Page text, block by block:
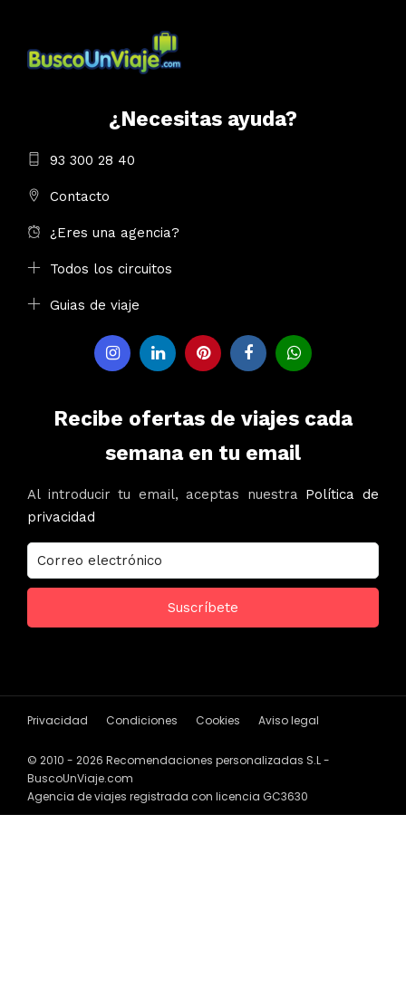
¿Necesitas ayuda?
93 300 28 40
Contacto
¿Eres una agencia?
Todos los circuitos
Guias de viaje
Recibe ofertas de viajes cada
semana en tu email
Al introducir tu email, aceptas nuestra Política de
privacidad
Privacidad Condiciones Cookies Aviso legal
© 2010 - 2026 Recomendaciones personalizadas S.L -
BuscoUnViaje.com
Agencia de viajes registrada con licencia GC3630